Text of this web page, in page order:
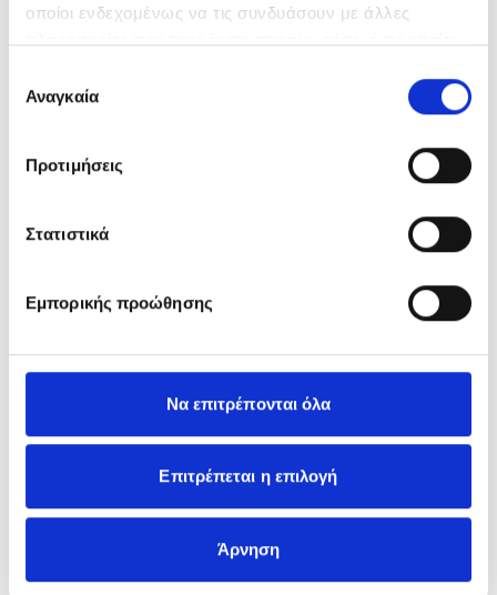
οποίοι ενδεχομένως να τις συνδυάσουν με άλλες
των υπηρεσιών τους.
συγκατάθεσης
Αναγκαία
Προτιμήσεις
Στατιστικά
Εμπορικής προώθησης
Να επιτρέπονται όλα
Επιτρέπεται η επιλογή
Άρνηση
NESTLE, ATHENS
Greece